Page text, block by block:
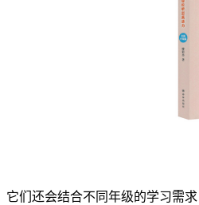
它们还会结合不同年级的学习需